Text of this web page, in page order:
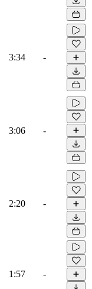
3:34 -
3:06 -
2:20 -
1:57 -